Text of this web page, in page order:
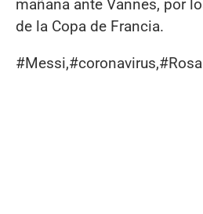
mañana ante Vannes, por
de la Copa de Francia.